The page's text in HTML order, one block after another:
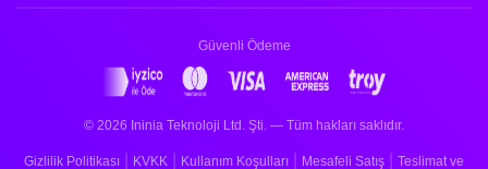
Güvenli Ödeme
© 2026 Ininia Teknoloji Ltd. Şti. — Tüm hakları saklıdır.
Gizlilik Politikası KVKK Kullanım Koşulları Mesafeli Satış Teslimat ve